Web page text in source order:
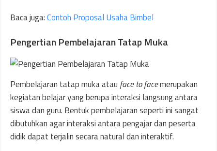
Baca juga:Contoh Proposal Usaha Bimbel
Pengertian Pembelajaran Tatap Muka
Pembelajaran tatap muka atau face to facemerupakan
kegiatan belajar yang berupa interaksi langsung antara
siswa dan guru. Bentuk pembelajaran seperti ini sangat
dibutuhkan agar interaksi antara pengajar dan peserta
didik dapat terjalin secara natural dan interaktif.